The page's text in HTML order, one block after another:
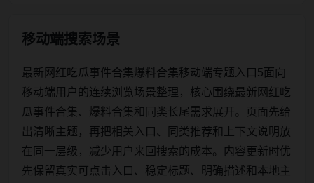
移动端搜索场景
最新网红吃瓜事件合集爆料合集移动端专题入口5面向
移动端用户的连续浏览场景整理，核心围绕最新网红吃
瓜事件合集、爆料合集和同类长尾需求展开。页面先给
出清晰主题，再把相关入口、同类推荐和上下文说明放
在同一层级，减少用户来回搜索的成本。内容更新时优
先保留真实可点击入口、稳定标题、明确描述和本地主